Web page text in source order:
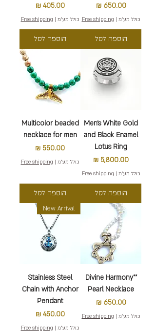
מחיר‏650.00 ‏₪
כולל מע״מ Free shipping
הוספה לסל
מחיר‏405.00 ‏₪
כולל מע״מ Free shipping
הוספה לסל
Men's White Gold
and Black Enamel
Lotus Ring
מחיר
כולל מע״מ Free shipping
הוספה לסל
Multicolor beaded
necklace for men
מחיר
כולל מע״מ Free shipping
הוספה לסל
"Divine Harmony"
Pearl Necklace
מחיר‏650.00 ‏₪
כולל מע״מ Free shipping
New Arrival
Stainless Steel
Chain with Anchor
Pendant
מחיר‏450.00 ‏₪
כולל מע״מ Free shipping